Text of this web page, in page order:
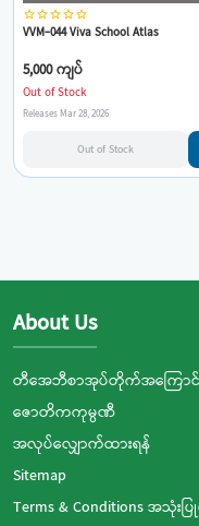
star_borderstar_borderstar_borderstar_borderstar_border
VVM-044 Viva School Atlas
5,000 ကျပ်
Out of Stock
Releases Mar 28, 2026
Out of Stock
About Us
တီအေဘီစာအုပ်တိုက်အကြောင်
ဇောတိကကုမ္ပဏီ
အလုပ်လျှောက်ထားရန်
Sitemap
Terms & Conditions အသုံးပ